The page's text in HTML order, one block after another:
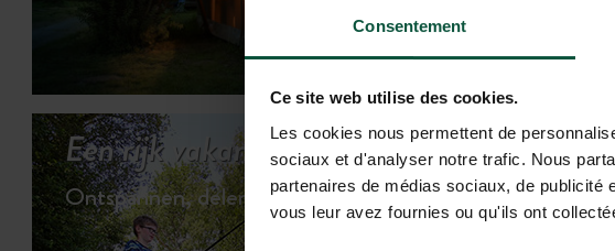
Consentement
Ce site web utilise des cookies.
Les cookies nous permettent de
sociaux et d'analyser notre trafic. Nous
partenaires de médias sociaux, de
vous leur avez fournies ou qu'ils ont
BEKIJK DE
Een rijk vakantieprogramma…
Ontspannen, delen & spelen…